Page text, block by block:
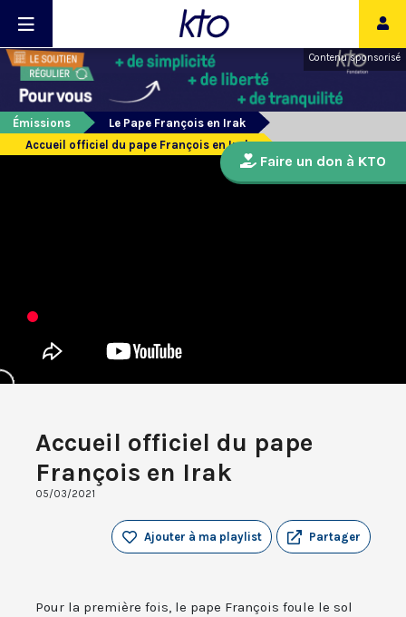
Contenu sponsorisé
Émissions
Le Pape François en Irak
Accueil officiel du pape François en Irak
Accueil officiel du pape
François en Irak
05/03/2021
Partager
Ajouter à ma playlist
Pour la première fois, le pape François foule le sol
Faire un don à KTO